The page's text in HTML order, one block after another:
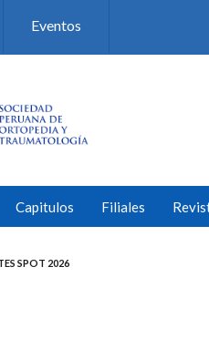
Eventos
Capitulos Filiales
SPOT 2026